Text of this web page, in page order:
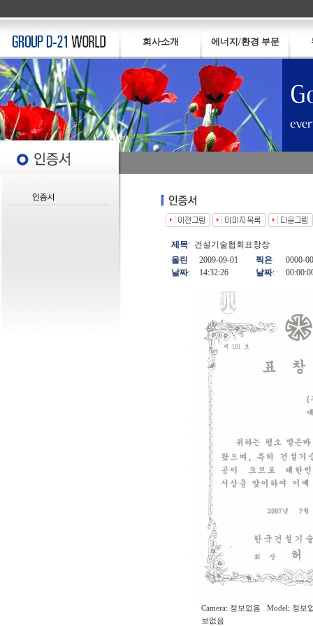
회사소개 에너지/환경 부문
제목: 건설기술협회표창장
올린
날짜:
2009-09-01
14:32:26
찍은
날짜:
0000-
Camera: 정보없음 Model: 정보
보없음